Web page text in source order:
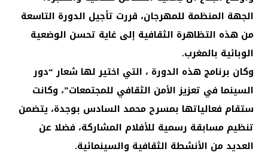
الجهة المنظمة للمهرجان، قررت تأجيل الدورة التاسعة
من هذه التظاهرة الثقافية إلى غاية تحسن الوضعية
الوبائية بالمغرب.
وكان برنامج هذه الدورة ، التي اختير لها شعار “دور
السينما في تعزيز الأمن الثقافي للمجتمعات”، وكانت
ستقام فعالياتها بمسرح محمد السادس بوجدة، يتضمن
تنظيم مسابقة رسمية للأفلام المشاركة، فضلا عن
العديد من الأنشطة الثقافية والسينمائية.